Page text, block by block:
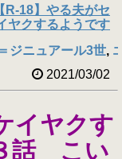
【R-18】やる夫がセ
ヤクするようです
ジニュアール3世,
2021/03/02
イヤクす
話 こい